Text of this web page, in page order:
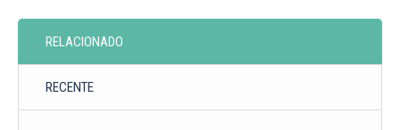
RELACIONADO
RECENTE